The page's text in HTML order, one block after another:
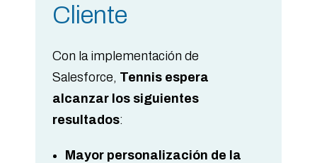
Cliente
Con la implementación de
Salesforce, Tennis espera
alcanzar los siguientes
resultados:
Mayor personalización de la